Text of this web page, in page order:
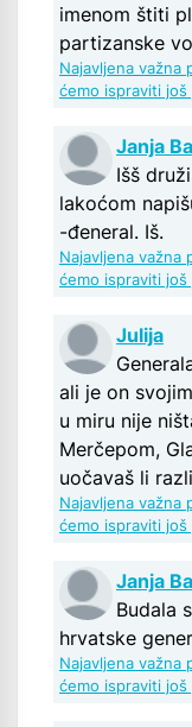
imenom štiti
partizanske
Najavljena važna
ćemo ispraviti
Janja
Išš
lakoćom
-đeneral. Iš.
Najavljena važna
ćemo ispraviti
Julija
ali je on
u miru nije
Merčepom,
uočavaš li
Najavljena važna
ćemo ispraviti
Janja
Budala
hrvatske
Najavljena važna
ćemo ispraviti